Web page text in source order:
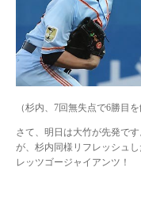
（杉内、7回無失点で6勝目
さて、明日は大竹が先発で
が、杉内同様リフレッシュ
レッツゴージャイアンツ！